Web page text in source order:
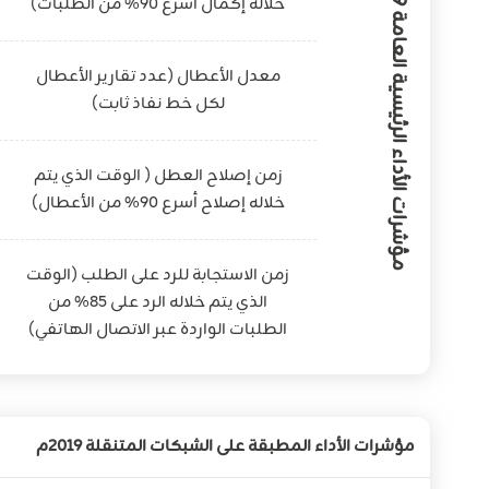
م
معدل الأعطال (عدد تقارير الأعطال
لكل خط نفاذ ثابت)
زمن إصلاح العطل ( الوقت الذي يتم
خلاله إصلاح أسرع 90% من الأعطال)
زمن الاستجابة للرد على الطلب (الوقت
الذي يتم خلاله الرد على 85% من
الطلبات الواردة عبر الاتصال الهاتفي)
مؤشرات الأداء المطبقة على الشبكات المتنقلة 2019م